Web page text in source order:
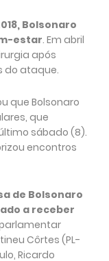
Bolsonaro
estar. Em abril
após
do ataque.
que Bolsonaro
que
sábado (8).
encontros
de Bolsonaro
a receber
Côrtes (PL-
Ricardo